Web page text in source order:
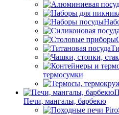
термосумки
Печи, мангалы, барбекю